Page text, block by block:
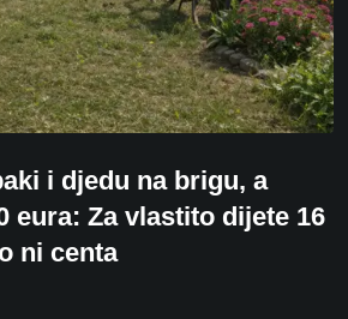
i djedu na brigu, a
eura: Za vlastito dijete 16
ni centa